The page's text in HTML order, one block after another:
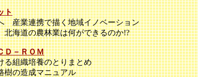
ト
産業連携で描く地域イノベーション
海道の農林業は何ができるのか!?
Ｄ－ＲＯＭ
組織培養のとりまとめ
の造成マニュアル